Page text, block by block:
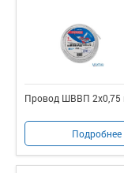
Провод ШВВП 2х0,75
Подробнее